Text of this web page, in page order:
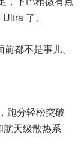
了。
都不是事儿。
跑分轻松突破
天级散热系